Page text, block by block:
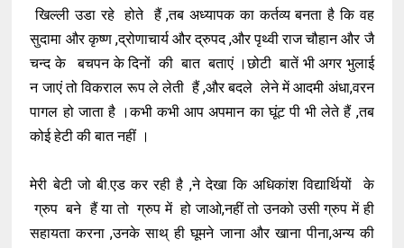
खिल्ली उडा रहे होते हैं ,तब अध्यापक का कर्तव्य बनता है कि वह
सुदामा और कृष्ण ,द्रोणाचार्य और द्रुपद ,और पृथ्वी राज चौहान और जै
चन्द के बचपन के दिनों की बात बताएं ।छोटी बातें भी अगर भुलाई
न जाएं तो विकराल रूप ले लेती हैं ,और बदले लेने में आदमी अंधा,वरन
पागल हो जाता है ।कभी कभी आप अपमान का घूंट पी भी लेते हैं ,तब
कोई हेटी की बात नहीं ।
मेरी बेटी जो बी.एड कर रही है ,ने देखा कि अधिकांश विद्यार्थियों के
ग्रुप बने हैं या तो ग्रुप में हो जाओ,नहीं तो उनको उसी ग्रुप में ही
सहायता करना ,उनके साथ् ही घूमने जाना और खाना पीना,अन्य की